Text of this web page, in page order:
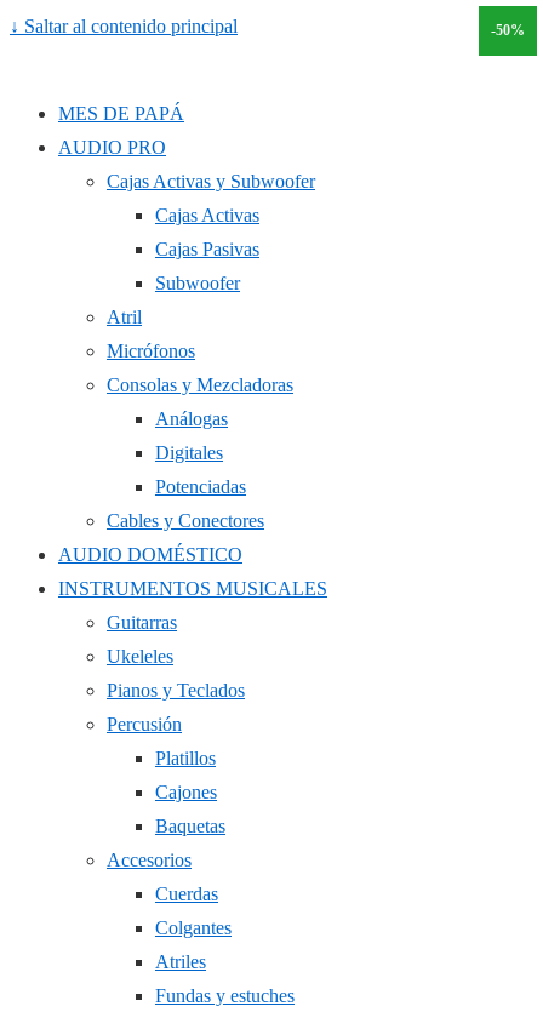
↓ Saltar al contenido principal
MES DE PAPÁ
AUDIO PRO
Cajas Activas y Subwoofer
Cajas Activas
Cajas Pasivas
Subwoofer
Atril
Micrófonos
Consolas y Mezcladoras
Análogas
Digitales
Potenciadas
Cables y Conectores
AUDIO DOMÉSTICO
INSTRUMENTOS MUSICALES
Guitarras
Ukeleles
Pianos y Teclados
Percusión
Platillos
Cajones
Baquetas
Accesorios
Cuerdas
Colgantes
Atriles
Fundas y estuches
-35%
-50%